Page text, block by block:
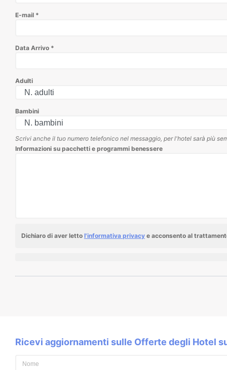
E-mail *
Data Arrivo *
Adulti
Bambini
Scrivi anche il tuo numero telefonico nel messaggio, per l'hotel sarà più
Informazioni su pacchetti e programmi benessere
Dichiaro di aver letto l'informativa privacy e acconsento al
Ricevi aggiornamenti sulle Offerte degli Hotel